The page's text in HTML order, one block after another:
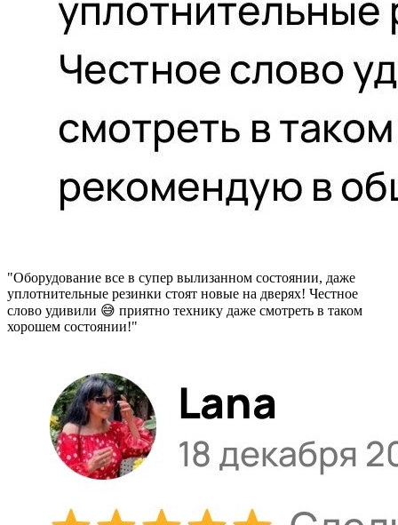
"Оборудование все в супер вылизанном состоянии, даже
уплотнительные резинки стоят новые на дверях! Честное
слово удивили 😅 приятно технику даже смотреть в таком
хорошем состоянии!"